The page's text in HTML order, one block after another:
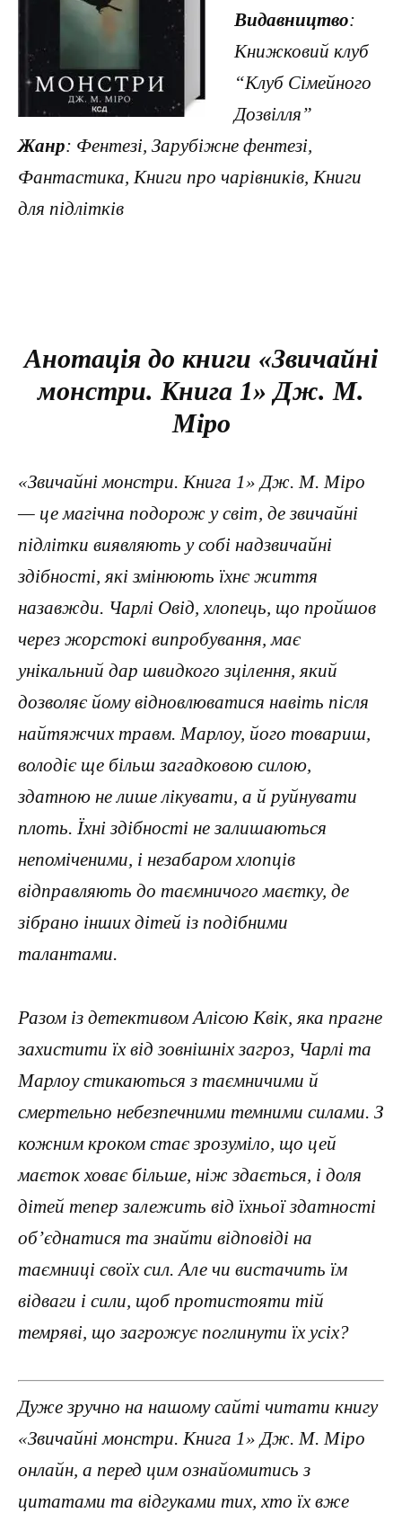
Видавництво:
Книжковий клуб
“Клуб Сімейного
Дозвілля”
Жанр: Фентезі, Зарубіжне фентезі,
Фантастика, Книги про чарівників, Книги
для підлітків
Анотація до книги «Звичайні
монстри. Книга 1» Дж. М.
Міро
«Звичайні монстри. Книга 1» Дж. М. Міро
— це магічна подорож у світ, де звичайні
підлітки виявляють у собі надзвичайні
здібності, які змінюють їхнє життя
назавжди. Чарлі Овід, хлопець, що пройшов
через жорстокі випробування, має
унікальний дар швидкого зцілення, який
дозволяє йому відновлюватися навіть після
найтяжчих травм. Марлоу, його товариш,
володіє ще більш загадковою силою,
здатною не лише лікувати, а й руйнувати
плоть. Їхні здібності не залишаються
непоміченими, і незабаром хлопців
відправляють до таємничого маєтку, де
зібрано інших дітей із подібними
талантами.
Разом із детективом Алісою Квік, яка прагне
захистити їх від зовнішніх загроз, Чарлі та
Марлоу стикаються з таємничими й
смертельно небезпечними темними силами. З
кожним кроком стає зрозуміло, що цей
маєток ховає більше, ніж здається, і доля
дітей тепер залежить від їхньої здатності
об’єднатися та знайти відповіді на
таємниці своїх сил. Але чи вистачить їм
відваги і сили, щоб протистояти тій
темряві, що загрожує поглинути їх усіх?
Дуже зручно на нашому сайті читати книгу
«Звичайні монстри. Книга 1» Дж. М. Міро
онлайн, а перед цим ознайомитись з
цитатами та відгуками тих, хто їх вже